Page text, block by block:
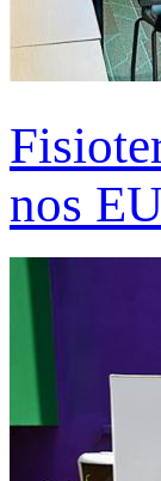
nos